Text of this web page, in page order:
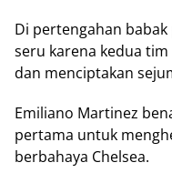
Di pertengahan
seru karena kedua
dan menciptakan
Emiliano Martinez
pertama untuk
berbahaya Chelsea.